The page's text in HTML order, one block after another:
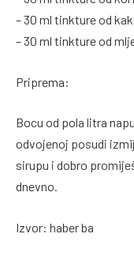
– 30 ml tinkture od
– 30 ml tinkture od
Priprema:
Bocu od pola litra
odvojenoj posudi
sirupu i dobro
dnevno.
Izvor: haber ba